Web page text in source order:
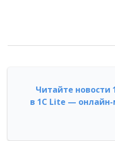
Читайте новости
в 1С Lite —